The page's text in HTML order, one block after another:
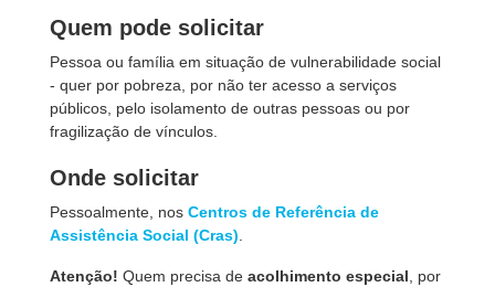
Quem pode solicitar
Pessoa ou família em situação de vulnerabilidade social
- quer por pobreza, por não ter acesso a serviços
públicos, pelo isolamento de outras pessoas ou por
fragilização de vínculos.
Onde solicitar
Pessoalmente, nos Centros de Referência de
Assistência Social (Cras)
Atenção! Quem precisa de acolhimento especial , por